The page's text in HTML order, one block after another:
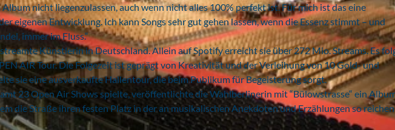
nicht liegenzulassen, auch wenn nicht alles 100% perfekt ist. Für mich ist das eine
eigenen Entwicklung. Ich kann Songs sehr gut gehen lassen, wenn die Essenz stimmt – und
immer im Fluss.“
Künstlerin in Deutschland. Allein auf Spotify erreicht sie über 272 Mio. Streams. Es
AIR Tour. Die Folgezeit ist geprägt von Kreativität und der Verleihung von 10 Gold- und
sie eine ausverkaufte Hallentour, die beim Publikum für Begeisterung sorgt.
23 Open Air Shows spielte, veröffentlichte die Wahlberlinerin mit “Bülowstrasse“ ein
die Straße ihren festen Platz in der an musikalischen Anekdoten und Erzählungen so reichen